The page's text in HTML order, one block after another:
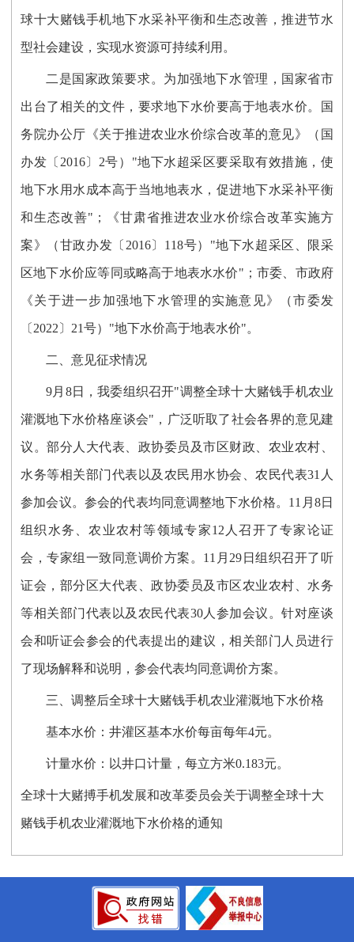
球十大赌钱手机地下水采补平衡和生态改善，推进节水
型社会建设，实现水资源可持续利用。
二是国家政策要求。为加强地下水管理，国家省市
出台了相关的文件，要求地下水价要高于地表水价。国
务院办公厅《关于推进农业水价综合改革的意见》（国
办发〔 2016〕 2号） "地下水超采区要采取有效措施，使
地下水用水成本高于当地地表水，促进地下水采补平衡
和生态改善"；《甘肃省推进农业水价综合改革实施方
案》（甘政办发〔 2016〕 118号） "地下水超采区、限采
区地下水价应等同或略高于地表水水价"；市委、市政府
《关于进一步加强地下水管理的实施意见》 （市委发
〔 2022 〕 21号） "地下水价高于地表水价"。
二、意见征求情况
9月 8日 ，我委组织召开"调整全球十大赌钱手机农业
灌溉地下水价格座谈会"，广泛听取了社会各界的意见建
议 。部分 人大代表、政协委员及市区财政、农业农村、
水务等相关部门代表以及农民用水协会、农民代表31人
参加会议。 参会的代表均同意调整地下水价格。 11月8日
组织水务、农业农村等领域专家12人召开了专家论证
会，专家组一致同意调价方案。 11月29日组织召开了听
证会，部分区大代表、政协委员及市区农业农村、水务
等相关部门代表以及农民代表30人参加会议 。针对座谈
会和听证会参会的代表提出的建议，相关部门人员进行
了现场解释和说明，参会代表均同意调价方案。
三、调整后全球十大赌钱手机农业灌溉地下水价格
基本水价：井灌区基本水价每亩每年4元。
计量水价： 以井口计量，每立方米0.183元。
全球十大赌搏手机发展和改革委员会关于调整全球十大
赌钱手机农业灌溉地下水价格的通知